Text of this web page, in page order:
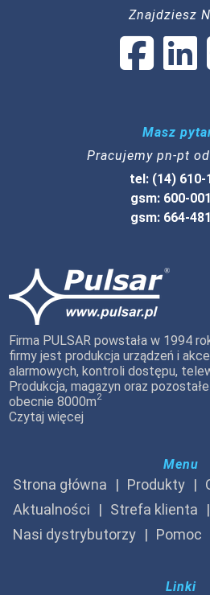
Znajdziesz
Masz
Pracujemy pn-pt
tel: (14) 610-
gsm: 600-
gsm: 664-
Firma PULSAR powstała w 1994
firmy jest produkcja urządzeń i
alarmowych, kontroli dostępu,
Produkcja, magazyn oraz
obecnie 8000m2
Czytaj więcej
Menu
Strona główna Produkty
Aktualności
Strefa klienta
Nasi dystrybutorzy
Pomoc
Linki